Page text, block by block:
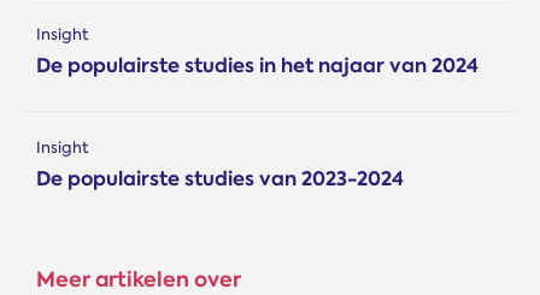
Insight
De populairste studies in het najaar van 2024
Insight
De populairste studies van 2023-2024
Meer artikelen over